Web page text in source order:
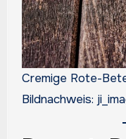
Cremige Rote-
Bildnachweis: